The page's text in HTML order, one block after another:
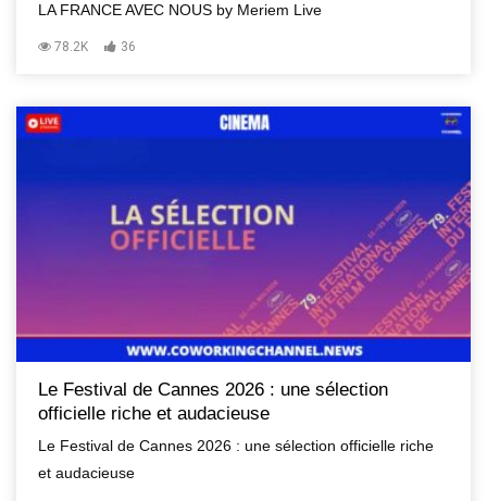
LA FRANCE AVEC NOUS by Meriem Live
78.2K 36
Le Festival de Cannes 2026 : une sélection
officielle riche et audacieuse
Le Festival de Cannes 2026 : une sélection officielle riche
et audacieuse